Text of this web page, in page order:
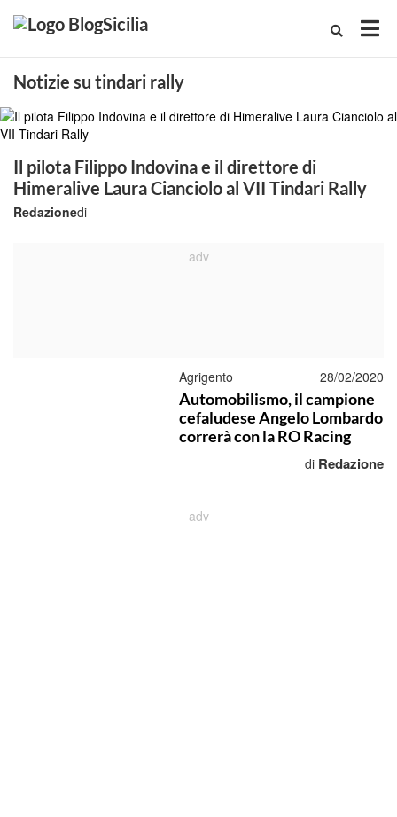
Notizie su tindari rally
Il pilota Filippo Indovina e il direttore di
Himeralive Laura Cianciolo al VII Tindari Rally
di
Redazione
Agrigento 28/02/2020
Automobilismo, il campione
cefaludese Angelo Lombardo
correrà con la RO Racing
di Redazione